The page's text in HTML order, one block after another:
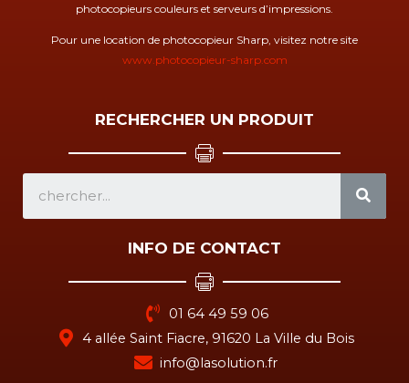
photocopieurs couleurs et serveurs d’impressions.
Pour une location de photocopieur Sharp, visitez notre site
www.photocopieur-sharp.com
RECHERCHER UN PRODUIT
INFO DE CONTACT
01 64 49 59 06
4 allée Saint Fiacre, 91620 La Ville du Bois
info@lasolution.fr